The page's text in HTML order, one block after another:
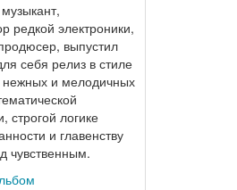
редкой электроники,
выпустил
себя релиз в стиле
нежных и мелодичных
строгой логике
и главенству
чувственным.